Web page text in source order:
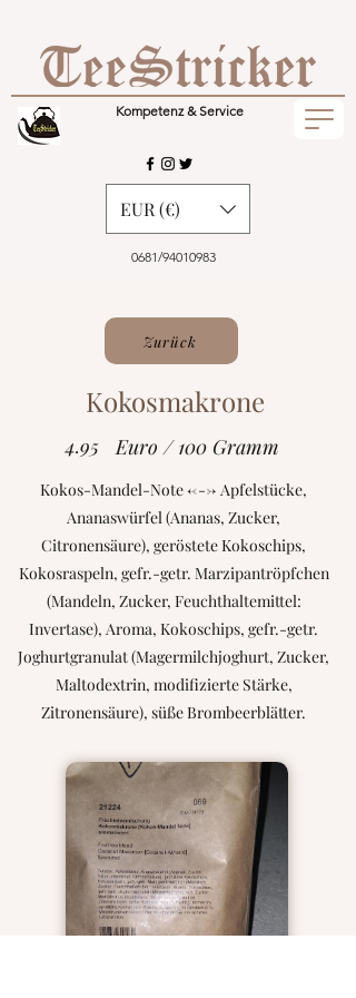
Kompetenz & Service
0681/94010983
EUR (€)
Zurück
Kokosmakrone
4.95 Euro / 100 Gramm
Kokos-Mandel-Note <---> Apfelstücke,
Ananaswürfel (Ananas, Zucker,
Citronensäure), geröstete Kokoschips,
Kokosraspeln, gefr.-getr. Marzipantröpfchen
(Mandeln, Zucker, Feuchthaltemittel:
Invertase), Aroma, Kokoschips, gefr.-getr.
Joghurtgranulat (Magermilchjoghurt, Zucker,
Maltodextrin, modifizierte Stärke,
Zitronensäure), süße Brombeerblätter.